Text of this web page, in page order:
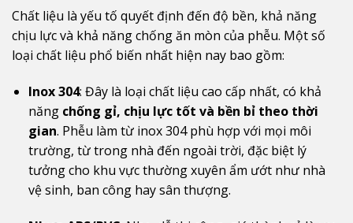
Chất liệu là yếu tố quyết định đến độ bền, khả năng
chịu lực và khả năng chống ăn mòn của phễu. Một số
loại chất liệu phổ biến nhất hiện nay bao gồm:
Inox 304: Đây là loại chất liệu cao cấp nhất, có khả
năng chống gỉ, chịu lực tốt và bền bỉ theo thời
gian. Phễu làm từ inox 304 phù hợp với mọi môi
trường, từ trong nhà đến ngoài trời, đặc biệt lý
tưởng cho khu vực thường xuyên ẩm ướt như nhà
vệ sinh, ban công hay sân thượng.